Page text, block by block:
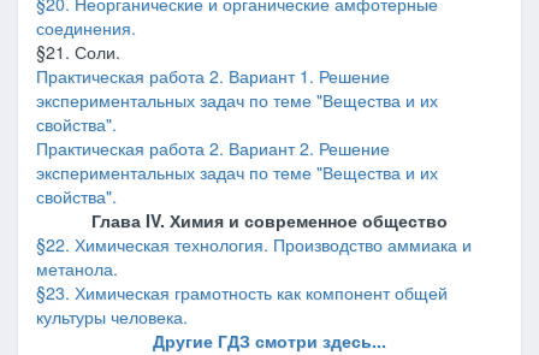
соединения.
§21. Соли.
Практическая работа 2. Вариант 1. Решение
экспериментальных задач по теме "Вещества и их
свойства".
Практическая работа 2. Вариант 2. Решение
экспериментальных задач по теме "Вещества и их
свойства".
Глава IV. Химия и современное общество
§22. Химическая технология. Производство аммиака и
метанола.
§23. Химическая грамотность как компонент общей
культуры человека.
Другие ГДЗ смотри здесь...